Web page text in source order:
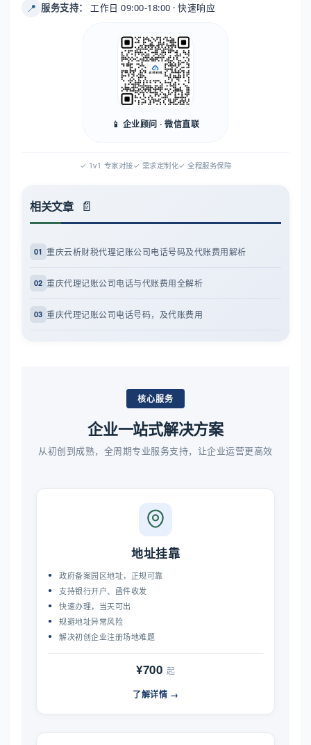
📍 服务支持： 工作日 09:00-18:00 · 快速响应
📱 企业顾问 · 微信直联
✓ 1v1 专家对接✓ 需求定制化✓ 全程服务保障
相关文章
01 重庆云析财税代理记账公司电话号码及代账费用解析
02 重庆代理记账公司电话与代账费用全解析
03 重庆代理记账公司电话号码，及代账费用
核心服务
企业一站式解决方案
从初创到成熟，全周期专业服务支持，让企业运营更高效
地址挂靠
政府备案园区地址，正规可靠
支持银行开户、函件收发
快速办理，当天可出
规避地址异常风险
解决初创企业注册场地难题
¥700 起
了解详情 →